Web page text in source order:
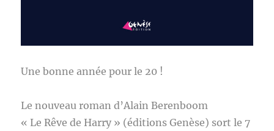
Une bonne année pour le 20 !
Le nouveau roman d’Alain Berenboom
« Le Rêve de Harry » (éditions Genèse) sort le 7